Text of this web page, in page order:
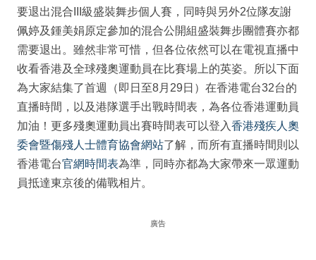
要退出混合III級盛裝舞步個人賽，同時與另外2位隊友謝
佩婷及鍾美娟原定參加的混合公開組盛裝舞步團體賽亦都
需要退出。雖然非常可惜，但各位依然可以在電視直播中
收看香港及全球殘奧運動員在比賽場上的英姿。所以下面
為大家結集了首週（即日至8月29日）在香港電台32台的
直播時間，以及港隊選手出戰時間表，為各位香港運動員
加油！更多殘奧運動員出賽時間表可以登入香港殘疾人奧
委會暨傷殘人士體育協會網站了解，而所有直播時間則以
香港電台官網時間表為準，同時亦都為大家帶來一眾運動
員抵達東京後的備戰相片。
廣告